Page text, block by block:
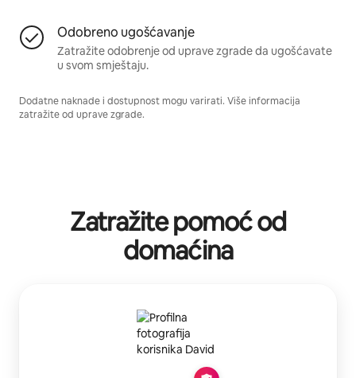
Odobreno ugošćavanje
Zatražite odobrenje od uprave zgrade da ugošćavate
u svom smještaju.
Dodatne naknade i dostupnost mogu varirati. Više informacija
zatražite od uprave zgrade.
Zatražite pomoć od
domaćina